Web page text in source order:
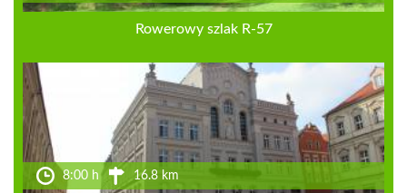
Rowerowy szlak R-57
8:00 h 16.8 km